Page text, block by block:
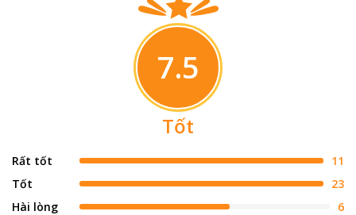
7.5
Tốt
Rất tốt
11
Tốt
23
Hài lòng
6